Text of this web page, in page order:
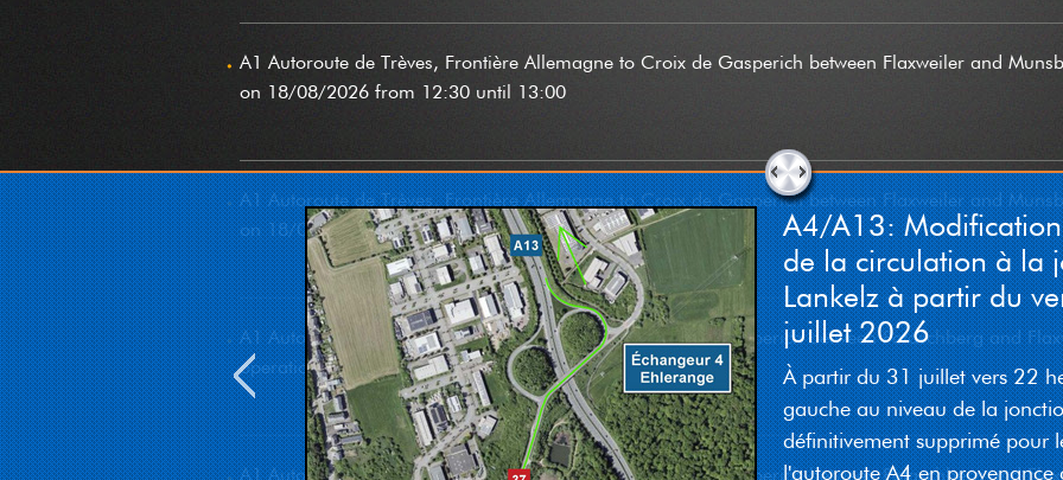
A1 Autoroute de Trèves, Frontière Allemagne to Croix de Gasperich between Flaxweiler and
on 18/08/2026 from 12:30 until 13:00
A1 Autoroute de Trèves, Frontière Allemagne to Croix de Gasperich between Flaxweiler and
on 18/08/2026 from 14:30 until 15:00
A1 Autoroute de Trèves, Frontière Allemagne to Croix de Gasperich between Potaschberg and
operations, on 18/08/2026 from 14:00 until 14:30
A1 Autoroute de Trèves, Frontière Allemagne to Croix de Gasperich between Potaschberg and
A4/A13:
de la circulation à la
Lankelz à partir du
juillet 2026
À partir du 31 juillet vers 22
gauche au niveau de la
définitivement supprimé pour
l'autoroute A4 en provenance